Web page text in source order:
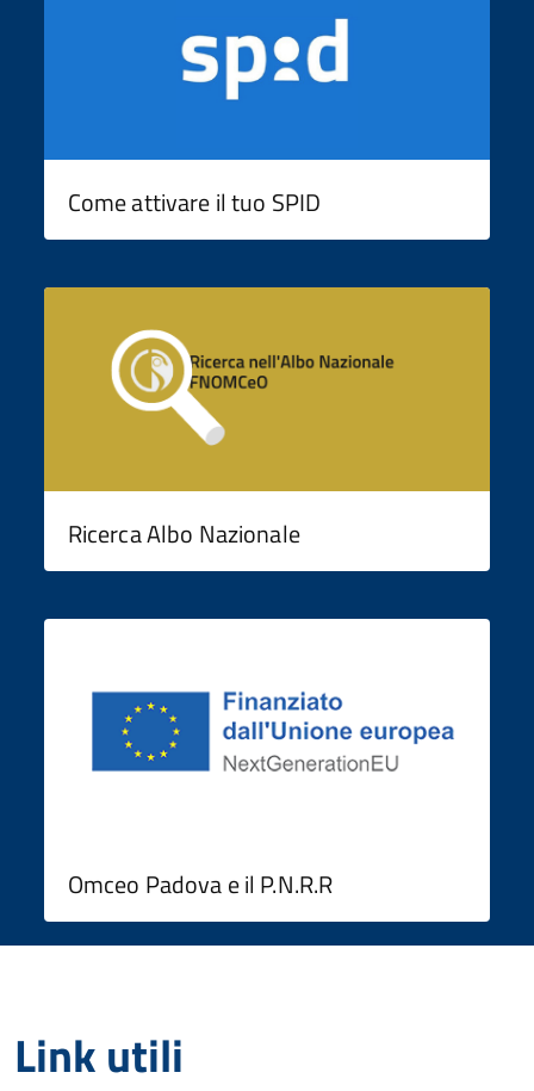
Come attivare il tuo SPID
Ricerca Albo Nazionale
Omceo Padova e il P.N.R.R
Link utili